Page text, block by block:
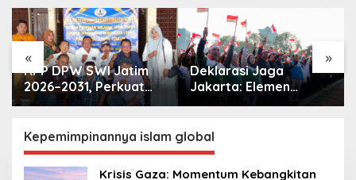
« »
RPP DPW SWI Jatim
2026–2031, Perkuat
Konsolidasi dan
Organisasi
Deklarasi Jaga
Jakarta: Elemen
Masyarakat Bersatu
Persatuan
Kepemimpinannya islam global
Krisis Gaza: Momentum Kebangkitan